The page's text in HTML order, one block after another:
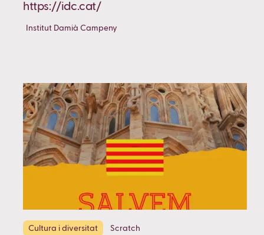
https://idc.cat/
Institut Damià Campeny
Cultura i diversitat Scratch